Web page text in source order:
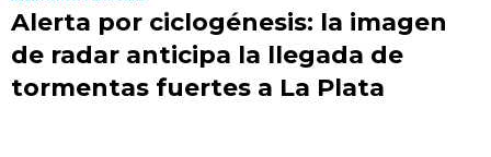
Alerta por ciclogénesis: la imagen
de radar anticipa la llegada de
tormentas fuertes a La Plata